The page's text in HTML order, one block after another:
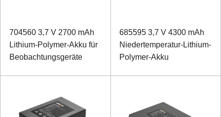
704560 3,7 V 2700 mAh
Lithium-Polymer-Akku für
Beobachtungsgeräte
685595 3,7 V 4300 mAh
Niedertemperatur-Lithium-
Polymer-Akku